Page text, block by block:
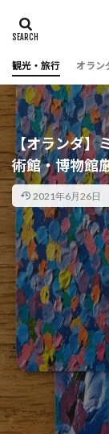
観光・旅行 オラン
【オランダ】
術館・博物館
2021年6月26日